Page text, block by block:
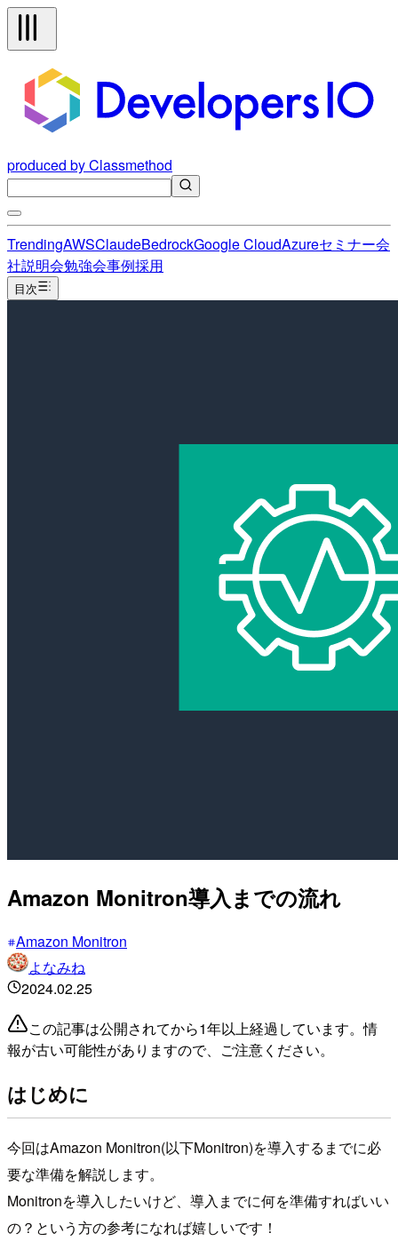
produced by Classmethod
TrendingAWSClaudeBedrockGoogle CloudAzureセミナー会
社説明会勉強会事例採用
目次
Amazon Monitron導入までの流れ
Amazon Monitron
よなみね
2024.02.25
この記事は公開されてから1年以上経過しています。情
報が古い可能性がありますので、ご注意ください。
はじめに
今回はAmazon Monitron(以下Monitron)を導入するまでに必
要な準備を解説します。
Monitronを導入したいけど、導入までに何を準備すればいい
の？という方の参考になれば嬉しいです！